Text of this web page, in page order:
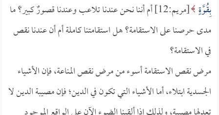
بِقُوَّةٍ
[مريم:12] أم أننا نحن عندنا تلاعب وعندنا قصورٌ كبير؟ ما
مدى حرصنا على الاستقامة؟ هل استقامتنا كاملة أم أن عندنا نقص
في الاستقامة؟
مرض نقص الاستقامة أسوء من مرض نقص المناعة، فإن الأشياء
الجسدية ابتلاء، أما الأشياء التي تكون في الدين؛ فإن مصيبة الدين لا